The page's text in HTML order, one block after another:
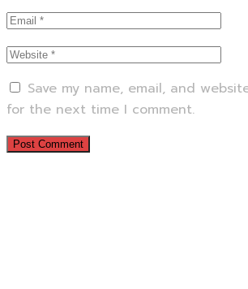
Save my name, email, and
for the next time I comment.